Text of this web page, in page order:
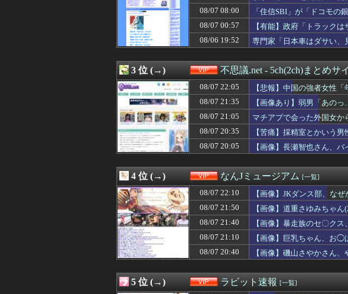
08/07 21:35
【朗報】八田與一容疑者、詰む 情報提
08/07 21:35
【画像あり】弱男「あのっ…！よかっ
08/07 21:34
愛煙家・岸谷蘭丸「喫煙者の権利がマ
08/07 21:33
【驚愕】動物さんたち、一斉に「コンビ
08/07 21:32
【画像】BOMBの表紙が甲斐キャノン！
08/07 21:32
【悲報】「戦争ってなんであるんだろう
08/07 21:31
【画像】中学生にナイフ突きつけてレイ
08/07 21:30
【朗報】ヒカキンなんと実質200万円以
08/07 21:30
【悲報】手術中の地震が起きた映像、ヤ
08/07 21:30
【悲報】鶏卵、高すぎる…L寸10個パッ
08/07 21:28
【謎】日本人、何故か名古屋に殺到。
08/07 21:27
【悲報】週間少年ジャンプのグッズ(43
08/07 21:25
【驚愕】おな禁してから女子のワイに対
08/07 21:21
ワイ「iPhone高いなあAndroidに変える
08/07 21:16
【疑問】スポーツ漫画で退部する奴が「
08/07 21:15
【画像】家庭ヨガでこういうドスケベ女
08/07 21:12
【感想まとめ】スパイダーマンBND見て
08/07 21:11
【画像】JKダンス部、なぜか部員の８
08/07 21:10
【画像あり】相澤仁美のケツ
08/07 21:10
【画像】巨乳ちゃん、お◯ぱいが大きす
08/07 21:09
【画像】ママ『息子が妊娠させた女が
08/07 21:09
【画像】白人美女「ん？水欲しいか？
08/07 21:05
マチアプで会った外国女から「妊娠した
08/07 21:03
【えっ】最近のセクシー女優って何か魅
08/07 08:00
「住信SBI」が「ドコモの
08/07 00:57
【有能】政府「トラック
08/06 19:52
専門家「日本車はダサい、
3 位 (→) 不思議.net - 5ch(2ch)まとめサ
08/07 22:05
【悲報】中国の強者女性
08/07 21:35
【画像あり】弱男「あの
08/07 21:05
マチアプで会った外国女か
08/07 20:35
【苦痛】採精室とかいう
08/07 20:05
【画像】長瀬智也さん、
4 位 (→) なんJミュージアム [一覧]
08/07 22:10
【画像】JKダンス部、な
08/07 21:50
【画像】道重さゆみちゃ
08/07 21:40
【画像】暴走族のセ〇ク
08/07 21:10
【画像】巨乳ちゃん、お
08/07 20:40
【画像】磯山さやかさん
5 位 (→) ラビット速報 [一覧]